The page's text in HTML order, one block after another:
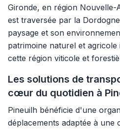
Gironde, en région Nouvelle-
est traversée par la
paysage et son
patrimoine naturel et
cette région viticole et
Les solutions de
cœur du quotidien à
Pineuilh bénéficie d'une
déplacements adaptée à une